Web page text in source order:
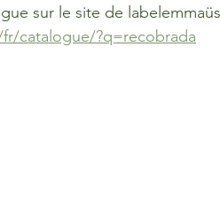
sur le site de
catalogue/?q=recobrada